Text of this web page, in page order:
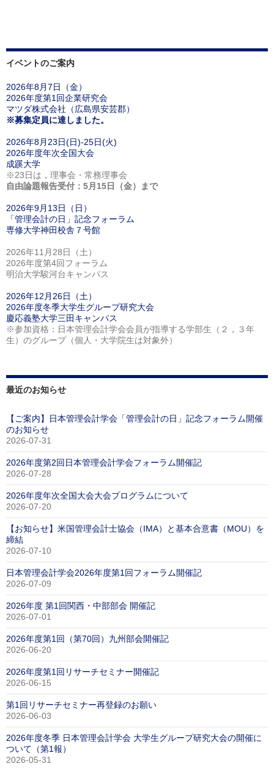
イベントのご案内
2026年8月7日（金）
2026年度第1回企業研究会
マツダ株式会社（広島県安芸郡）
※募集定員に達しました。
2026年8月23日(日)-25日(火)
2026年度年次全国大会
成蹊大学
※23日は，理事会・常務理事会
自由論題報告受付：5月15日（金）まで
2026年9月13日（日）
「管理会計の日」記念フォーラム
専修大学神田校舎７号館
2026年11月28日（土）
2026年度第4回フォーラム
明治大学駿河台キャンパス
2026年12月26日（土）
2026年度冬季大学生グループ研究大会
慶応義塾大学三田キャンパス
※参加資格：日本管理会計学会会員が指導する学部生（２，３年
生）のグループ（個人・大学院生は対象外）
最近のお知らせ
【ご案内】日本管理会計学会「管理会計の日」記念フォーラム開催
のお知らせ
2026-07-31
2026年度第2回日本管理会計学会フォーラム開催記
2026-07-28
2026年度年次全国大会大会プログラムについて
2026-07-20
【お知らせ】米国管理会計士協会（IMA）と基本合意書（MOU）を
締結
2026-07-10
日本管理会計学会2026年度第1回フォーラム開催記
2026-07-09
2026年度 第1回関西・中部部会 開催記
2026-07-01
2026年度第1回（第70回）九州部会開催記
2026-06-20
2026年度第1回リサーチセミナー開催記
2026-06-15
第1回リサーチセミナー再登録のお願い
2026-06-03
2026年度冬季 日本管理会計学会 大学生グループ研究大会の開催に
ついて（第1報）
2026-05-31